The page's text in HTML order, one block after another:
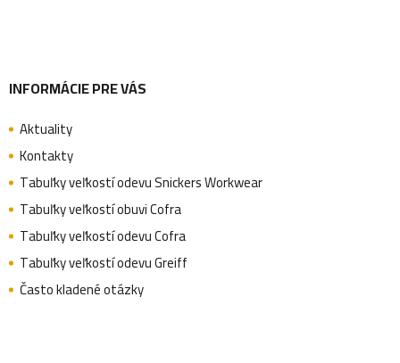
eINFORMÁCIE PRE VÁS
Aktuality
Kontakty
Tabuľky veľkostí odevu Snickers Workwear
Tabuľky veľkostí obuvi Cofra
Tabuľky veľkostí odevu Cofra
Tabuľky veľkostí odevu Greiff
Často kladené otázky